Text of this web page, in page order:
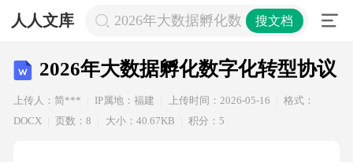
人人文库 2026年大数据孵化数字化转型协议
搜文档
2026年大数据孵化数字化转型协议
上传人：简*** IP属地：福建 上传时间：2026-05-16
格式：
DOCX
页数：8 大小：40.67KB 积分：5